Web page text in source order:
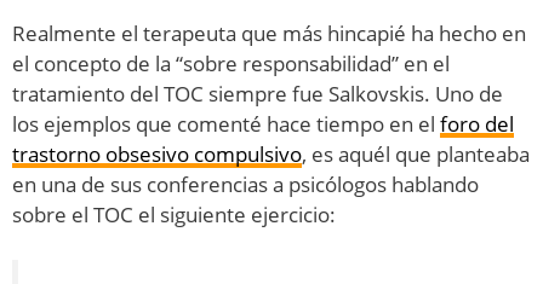
Realmente el terapeuta que más hincapié ha hecho en
el concepto de la “sobre responsabilidad” en el
tratamiento del TOC siempre fue Salkovskis. Uno de
los ejemplos que comenté hace tiempo en el foro del
trastorno obsesivo compulsivo, es aquél que planteaba
en una de sus conferencias a psicólogos hablando
sobre el TOC el siguiente ejercicio: